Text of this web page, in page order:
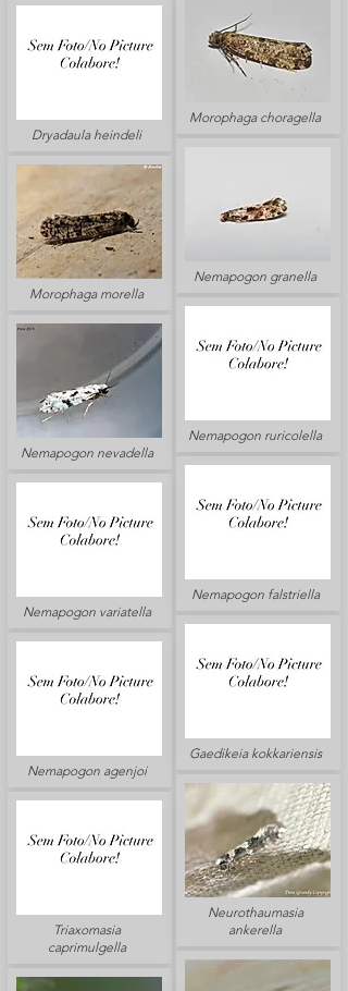
Dryadaula heindeli
Morophaga morella
Nemapogon nevadella
Nemapogon variatella
Nemapogon agenjoi
Triaxomasia
caprimulgella
Morophaga choragella
Nemapogon granella
Nemapogon ruricolella
Nemapogon falstriella
Gaedikeia kokkariensis
Neurothaumasia
ankerella